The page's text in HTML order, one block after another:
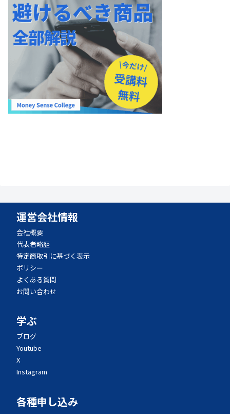
運営会社情報
会社概要
代表者略歴
特定商取引に基づく表示
ポリシー
よくある質問
お問い合わせ
学ぶ
ブログ
Youtube
X
Instagram
各種申し込み